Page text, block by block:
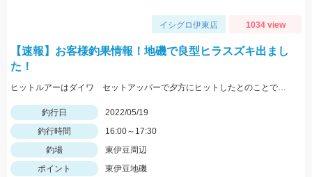
イシグロ伊東店 1034 view
【速報】お客様釣果情報！地磯で良型ヒラスズキ出まし
た！
ヒットルアーはダイワ セットアッパーで夕方にヒットしたとのことです。83ｃｍ5ｋｇのナイスサイズでした！情報提供ありがとうございます！
釣行日
2022/05/19
釣行時間
16:00～17:30
釣場
東伊豆周辺
ポイント
東伊豆地磯